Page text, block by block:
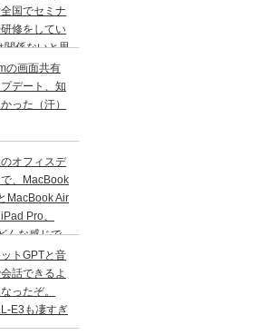
国でセミナ
修をしてい
関係ないと思
の画面共有
デート、知
った（汗）
オフィスデ
、MacBook
MacBook Air
Pro、
んな感じで
介！Macで
トGPTと音
話できるよ
ったぞ。
E3も凄すぎ